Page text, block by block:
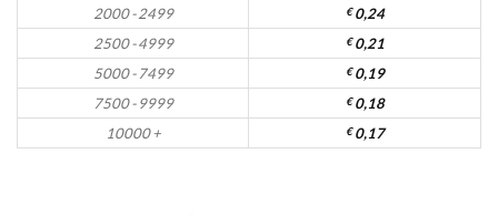
2000 - 2499
€0,24
2500 - 4999
€0,21
5000 - 7499
€0,19
7500 - 9999
€0,18
10000 +
€0,17